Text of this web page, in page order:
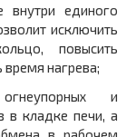
внутри единого
исключить
повысить
время нагрева;
и
в кладке печи, а